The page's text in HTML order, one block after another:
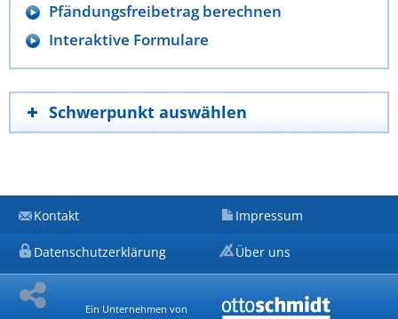
Pfändungsfreibetrag berechnen
Interaktive Formulare
Schwerpunkt auswählen
Kontakt Impressum
Datenschutzerklärung Über uns
Ein Unternehmen von